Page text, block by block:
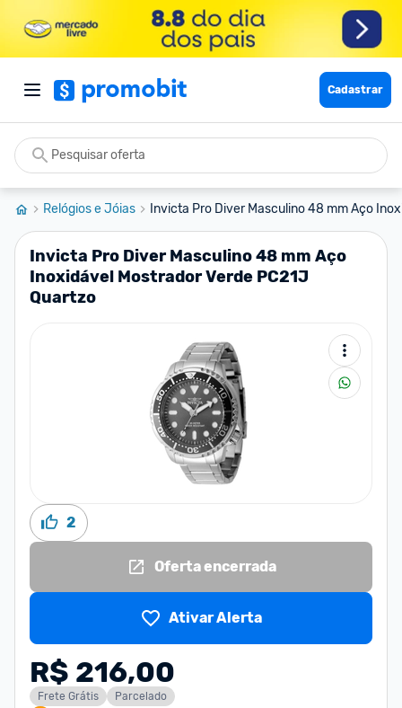
Cadastrar
Relógios e Jóias Invicta Pro Diver Masculino 48 mm Aço
Invicta Pro Diver Masculino 48 mm Aço
Inoxidável Mostrador Verde PC21J
Quartzo
2
Oferta encerrada
Ativar Alerta
R$ 216,00
Frete Grátis Parcelado